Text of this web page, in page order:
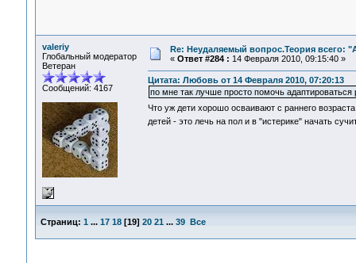
valeriy
Глобальный модератор
Ветеран
Сообщений: 4167
Re: Неудаляемый вопрос.Теория всего:
« Ответ #284 : 14 Февраля 2010, 09:15:40 »
Цитата: Любовь от 14 Февраля 2010, 07:20:13
по мне так лучше просто помочь
Что уж дети хорошо осваивают с раннего
детей - это лечь на пол и в "истерике" начать
Страниц: 1 ... 17 18[19] 20 21 ... 39 Все